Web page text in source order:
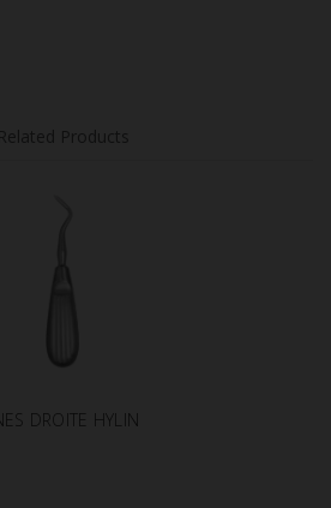
DROITE HYLIN